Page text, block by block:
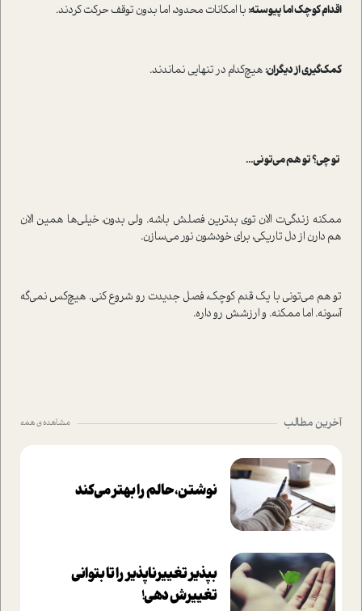
اقدام کوچک اما پیوسته:با امکانات محدود، اما بدون توقف حرکت کردند.
کمک‌گیری از دیگران:هیچ‌کدام در تنهایی نماندند.
تو چی؟ تو هم می‌تونی...
ممکنه زندگی‌ت الان توی بدترین فصلش باشه. ولی بدون، خیلی‌ها همین الان
هم دارن از دل تاریکی، برای خودشون نور می‌سازن.
تو هم می‌تونی با یک قدم کوچک، فصل جدیدت رو شروع کنی. هیچ‌کس نمی‌گه
آسونه. اما ممکنه. و ارزشش رو داره.
آخرین مطالب مشاهده ی همه
نوشتن، حالم را بهتر می‌کند
بپذير تغييرناپذير را تا بتواني
تغييرش دهي!‏